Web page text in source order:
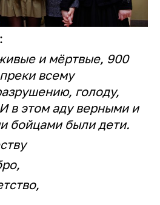
и мёртвые, 900
всему
голоду,
в этом аду верными и
бойцами были дети.